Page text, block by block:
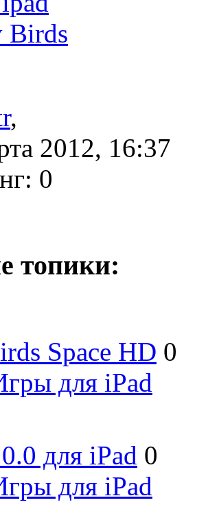
Birds
,
2012, 16:37
0
топики:
Space HD 0
для iPad
для iPad 0
для iPad